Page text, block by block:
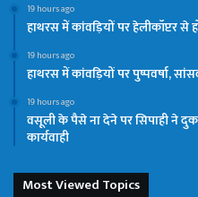
19 hours ago
हाथरस में कांवड़ियों पर हेलीकॉप्टर से
19 hours ago
हाथरस में कांवड़ियों पर पुष्पवर्षा,
19 hours ago
वसूली के पैसे ना देने पर सिपाही ने
कार्यवाही
Most Viewed Topics